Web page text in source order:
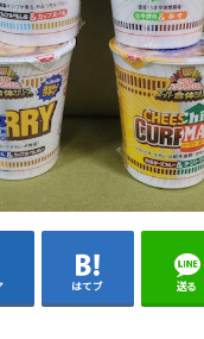
はてブ 送る